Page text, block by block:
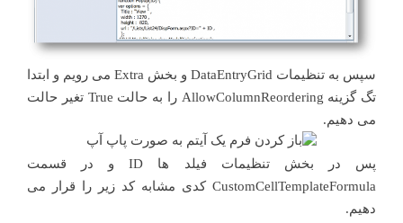
سپس به تنظیمات DataEntryGrid و بخش Extra می رویم و ابتدا
تگ گزینه AllowColumnReordering را به حالت True تغیر حالت
می دهیم.
پس در بخش تنظیمات فیلد ها ID و در قسمت
CustomCellTemplateFormula کدی مشابه کد زیر را قرار می
دهیم.